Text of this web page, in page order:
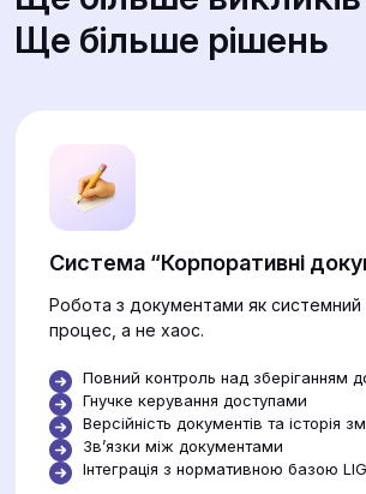
Ще більше рішень
Система “Корпоративні
Робота з документами як системний
процес, а не хаос.
Повний контроль над зберіганням
Гнучке керування доступами
Версійність документів та історія
Звʼязки між документами
Інтеграція з нормативною базою